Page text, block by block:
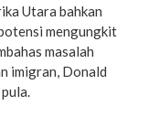
Utara bahkan
mengungkit
masalah
imigran, Donald